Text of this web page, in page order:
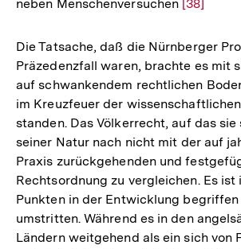
neben Menschenversuchen Zur
der
Fußnote
[38]
Die Tatsache, daß die Nürnberger
Präzedenzfall waren, brachte es mit
auf schwankendem rechtlichen
im Kreuzfeuer der
standen. Das Völkerrecht, auf das
seiner Natur nach nicht mit der auf
Praxis zurückgehenden und
Rechtsordnung zu vergleichen. Es ist
Punkten in der Entwicklung begriffen
umstritten. Während es in den
Ländern weitgehend als ein sich von